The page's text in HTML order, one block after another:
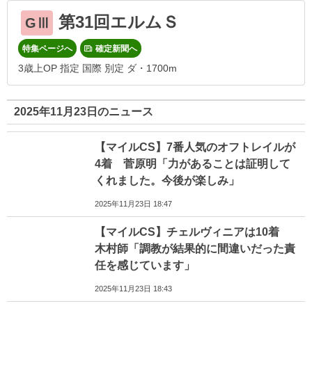
GⅢ 第31回エルムＳ
特集ページへ 確定新聞へ
3歳上OP 指定 国際 別定 ダ・1700m
2025年11月23日のニュース
【マイルCS】7番人気のオフトレイルが
4着 菅原明「力があることは証明して
くれました。今後が楽しみ」
2025年11月23日 18:47
【マイルCS】チェルヴィニアは10着
木村師「調教が結果的に間違いだった責
任を感じています」
2025年11月23日 18:43